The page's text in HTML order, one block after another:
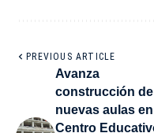
PREVIOUS ARTICLE
Avanza
construcción de
nuevas aulas en
Centro